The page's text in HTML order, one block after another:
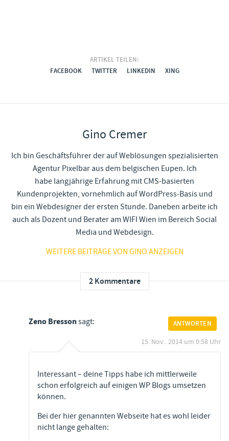
ARTIKEL TEILEN:
FACEBOOK
TWITTER LINKEDIN XING
Gino Cremer
Ich bin Geschäftsführer der auf Weblösungen spezialisierten
Agentur Pixelbar aus dem belgischen Eupen. Ich
habe langjährige Erfahrung mit CMS-basierten
Kundenprojekten, vornehmlich auf WordPress-Basis und
bin ein Webdesigner der ersten Stunde. Daneben arbeite ich
auch als Dozent und Berater am WIFI Wien im Bereich Social
Media und Webdesign.
WEITERE BEITRÄGE VON GINO ANZEIGEN
2 Kommentare
Zeno Bressonsagt:
15. Nov.. 2014 um 0:58 Uhr
Interessant – deine Tipps habe ich mittlerweile
schon erfolgreich auf einigen WP Blogs umsetzen
können.
Bei der hier genannten Webseite hat es wohl leider
nicht lange gehalten:
ANTWORTEN